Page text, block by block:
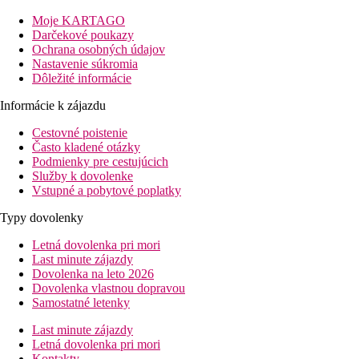
Vďaka svojej vybavenosti ho odporúčame rodinám s deťmi, ale
aj párom, ktorí si chcú užiť pokojnú dovolenku, ale zároveň
chcú byť v blízkosti rušného centra.
Vzdialenosť
letisko: 27 km Heraklion, 175 km Chania
nákupných možností: 200 m
Informácie o hoteli
vstupná hala s recepciou
hlavná reštaurácia
snack reštaurácia
bar pri bazéne
bazén so sladkou vodou (lehátka a slnečníky zadarmo)
detský bazén
Wi-Fi
Dvojposteľová izba, Classic, Výhľad záhrada
Moje KARTAGO
Darčekové poukazy
Ochrana osobných údajov
Nastavenie súkromia
Dôležité informácie
Informácie k zájazdu
Cestovné poistenie
Často kladené otázky
Podmienky pre cestujúcich
Služby k dovolenke
Vstupné a pobytové poplatky
Typy dovolenky
Letná dovolenka pri mori
Last minute zájazdy
Dovolenka na leto 2026
Dovolenka vlastnou dopravou
Samostatné letenky
Last minute zájazdy
Letná dovolenka pri mori